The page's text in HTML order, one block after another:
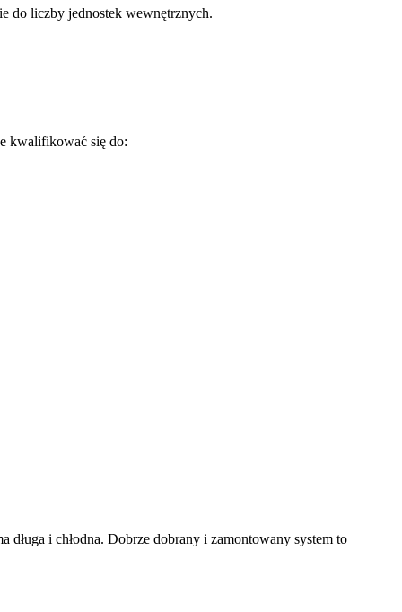
do liczby jednostek wewnętrznych.
kwalifikować się do:
i chłodna. Dobrze dobrany i zamontowany system to